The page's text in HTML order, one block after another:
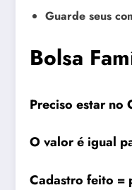
Guarde seus
Bolsa
Preciso estar no
O valor é igual
Cadastro feito =